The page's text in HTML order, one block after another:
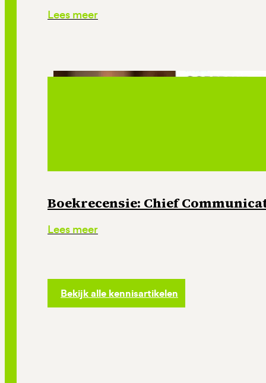
Lees meer
Boekrecensie: Chief
Lees meer
Bekijk alle kennisartikelen